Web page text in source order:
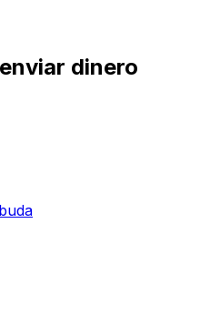
dinero